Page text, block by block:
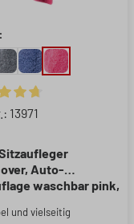
5 Sternen
Bewertung
13971
Auto-
waschbar pink,
und vielseitig